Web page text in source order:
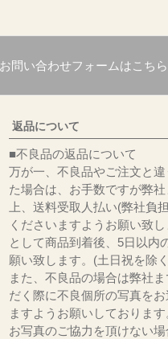
お問い合わせフォームはこちら
返品について
■不良品の返品について
万が一、不良品やご注文と
た場合は、お手数ですが弊
上、送料受取人払い(弊社負
くださいますようお願い致し
として商品到着後、5日以内
願い致します。(土日祝を除
また、不良品の場合は弊社
だく際に不良個所の写真をお
ますようお願いしております
お写真のご協力を頂けない